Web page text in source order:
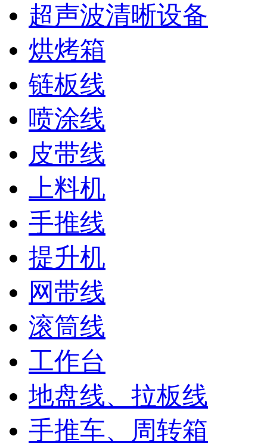
超声波清晰设备
烘烤箱
链板线
喷涂线
皮带线
上料机
手推线
提升机
网带线
滚筒线
工作台
地盘线、拉板线
手推车、周转箱